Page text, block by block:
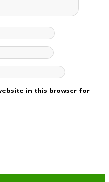
in this browser for